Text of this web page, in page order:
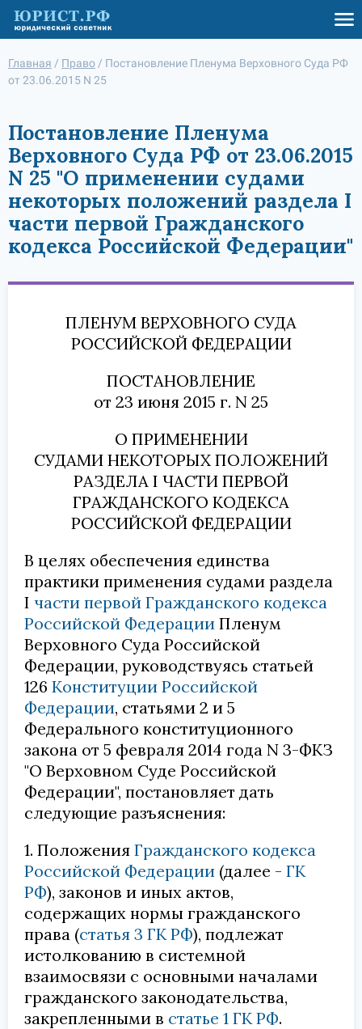
Главная / Право / Постановление Пленума Верховного Суда РФ
от 23.06.2015 N 25
Постановление Пленума
Верховного Суда РФ от 23.06.2015
N 25 "О применении судами
некоторых положений раздела I
части первой Гражданского
кодекса Российской Федерации"
ПЛЕНУМ ВЕРХОВНОГО СУДА
РОССИЙСКОЙ ФЕДЕРАЦИИ
ПОСТАНОВЛЕНИЕ
от 23 июня 2015 г. N 25
О ПРИМЕНЕНИИ
СУДАМИ НЕКОТОРЫХ ПОЛОЖЕНИЙ
РАЗДЕЛА I ЧАСТИ ПЕРВОЙ
ГРАЖДАНСКОГО КОДЕКСА
РОССИЙСКОЙ ФЕДЕРАЦИИ
В целях обеспечения единства
практики применения судами раздела
I части первой Гражданского кодекса
Российской Федерации Пленум
Верховного Суда Российской
Федерации, руководствуясь статьей
126 Конституции Российской
Федерации, статьями 2 и 5
Федерального конституционного
закона от 5 февраля 2014 года N 3-ФКЗ
"О Верховном Суде Российской
Федерации", постановляет дать
следующие разъяснения:
1. Положения Гражданского кодекса
Российской Федерации (далее - ГК
РФ), законов и иных актов,
содержащих нормы гражданского
права (статья 3 ГК РФ), подлежат
истолкованию в системной
взаимосвязи с основными началами
гражданского законодательства,
закрепленными в статье 1 ГК РФ.